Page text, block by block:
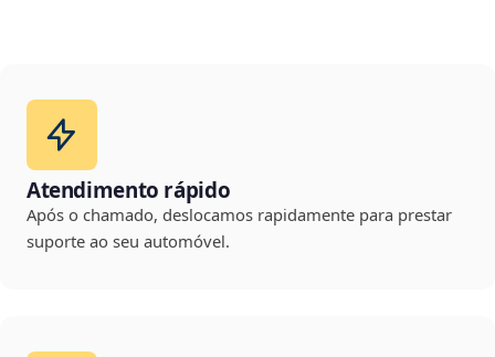
Atendimento rápido
Após o chamado, deslocamos rapidamente para prestar
suporte ao seu automóvel.